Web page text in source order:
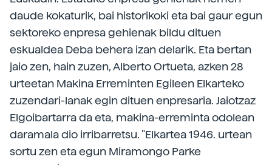
daude kokaturik, bai historikoki eta bai gaur egun
sektoreko enpresa gehienak bildu dituen
eskualdea Deba behera izan delarik. Eta bertan
jaio zen, hain zuzen, Alberto Ortueta, azken 28
urteetan Makina Erreminten Egileen Elkarteko
zuzendari-lanak egin dituen enpresaria. Jaiotzaz
Elgoibartarra da eta, makina-erreminta odolean
daramala dio irribarretsu. "Elkartea 1946. urtean
sortu zen eta egun Miramongo Parke